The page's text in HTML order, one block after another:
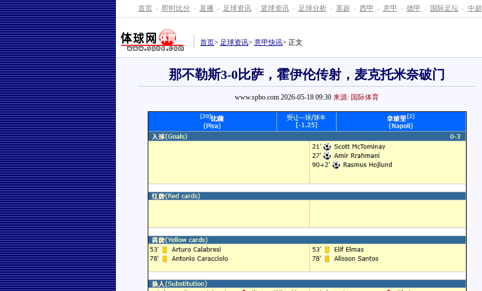
首页 - 即时比分 - 直播 - 足球资讯 - 篮球资讯 - 足球分析 - 英超 - 西甲 - 意甲 - 德甲 - 国际足坛 - 中超
首页> 足球资讯> 意甲快讯> 正文
那不勒斯3-0比萨，霍伊伦传射，麦克托米奈破门
www.spbo.com 2026-05-18 09:30 来源: 国际体育